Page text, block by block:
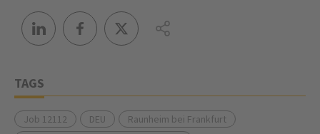
TAGS
Job 12112 DEU
Raunheim bei Frankfurt